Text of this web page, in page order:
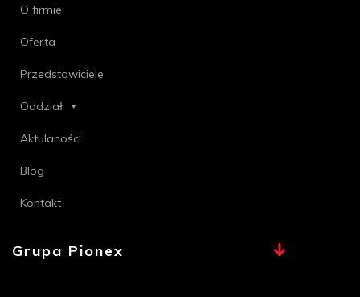
O firmie
Oferta
Przedstawiciele
Oddział
Aktulaności
Blog
Kontakt
Grupa Pionex